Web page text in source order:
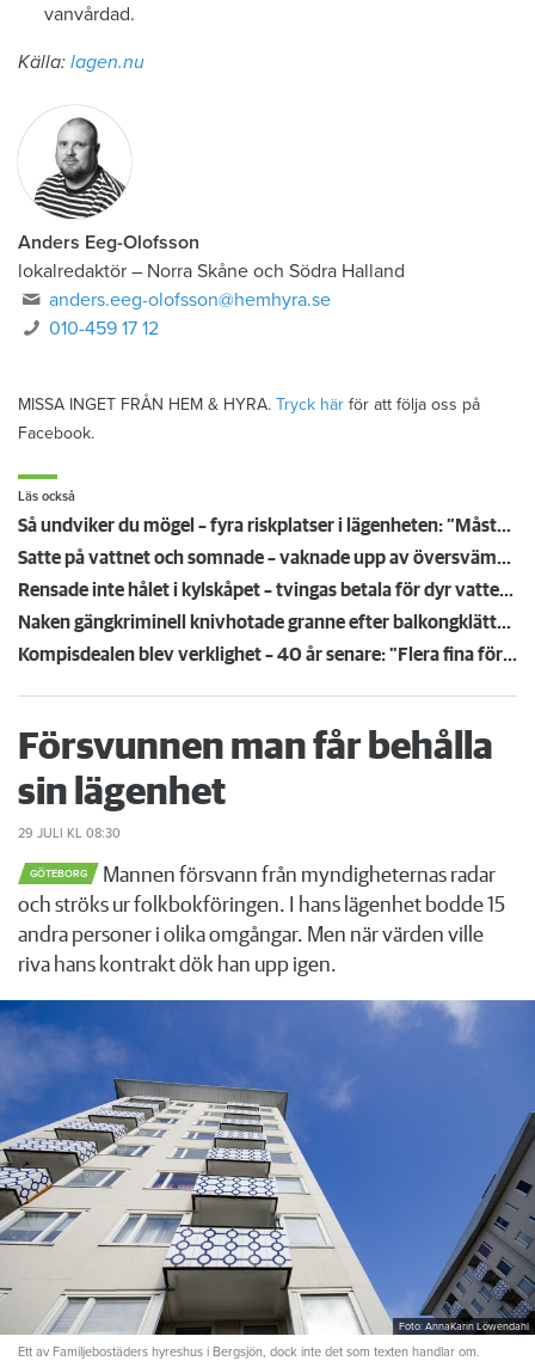
vanvårdad.
Källa: lagen.nu
Anders Eeg-Olofsson
lokalredaktör – Norra Skåne och Södra Halland
anders.eeg-olofsson@hemhyra.se
010-459 17 12
MISSA INGET FRÅN HEM & HYRA. Tryck här för att följa oss på
Facebook.
Läs också
Så undviker du mögel – fyra riskplatser i lägenheten: ”Måste städa bort”
Satte på vattnet och somnade – vaknade upp av översvämning hos grannen
Rensade inte hålet i kylskåpet – tvingas betala för dyr vattenskada
Naken gängkriminell knivhotade granne efter balkongklättring
Kompisdealen blev verklighet – 40 år senare: "Flera fina fördelar med att dela bostad"
Försvunnen man får behålla
sin lägenhet
29 JULI KL 08:30
GÖTEBORG
Mannen försvann från myndigheternas radar
och ströks ur folkbokföringen. I hans lägenhet bodde 15
andra personer i olika omgångar. Men när värden ville
riva hans kontrakt dök han upp igen.
Foto: AnnaKarin Löwendahl
Ett av Familjebostäders hyreshus i Bergsjön, dock inte det som texten handlar om.